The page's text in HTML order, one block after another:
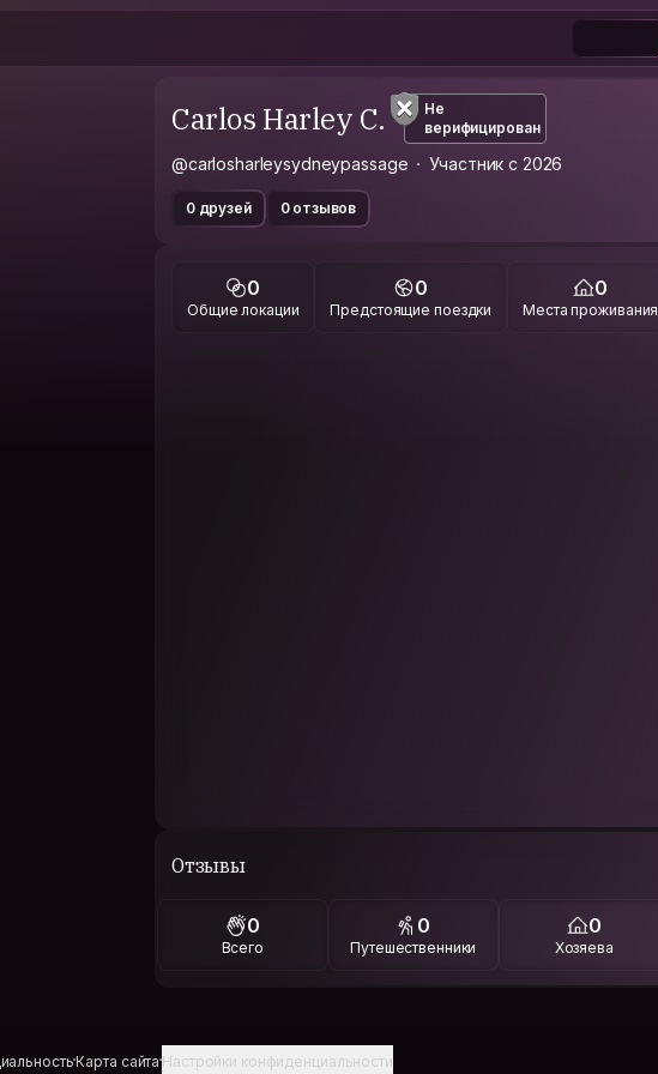
Carlos Harley C.
Не
верифицирован
@carlosharleysydneypassage Участник с 2026
0 друзей 0 отзывов
0
Общие локации
0
Предстоящие поездки
0
Места проживания
Отзывы
0
Всего
0
Путешественники
0
Хозяева
Карта сайтаНастройки конфиденциальности